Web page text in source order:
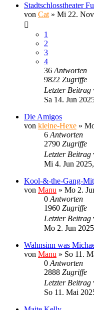
Stadtschlosstheater
von Cat » Mi 22.
1
2
3
4
36 Antworten
9822 Zugriffe
Letzter Beitrag
Sa 14. Jun
Die Amigos
von kleine-Hexe »
6 Antworten
2790 Zugriffe
Letzter Beitrag
Mi 4. Jun
Kool-&-the-Gang-
von Manu » Mo 2.
0 Antworten
1960 Zugriffe
Letzter Beitrag
Mo 2. Jun
Wahnsinn was
von Manu » So 11.
0 Antworten
2888 Zugriffe
Letzter Beitrag
So 11. Mai